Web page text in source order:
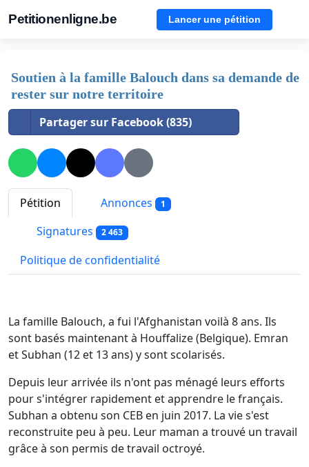
Petitionenligne.be Lancer une pétition
Soutien à la famille Balouch dans sa demande de
rester sur notre territoire
Partager sur Facebook (835)
Pétition Annonces 1
Signatures 2 463
Politique de confidentialité
La famille Balouch, a fui l'Afghanistan voilà 8 ans. Ils
sont basés maintenant à Houffalize (Belgique). Emran
et Subhan (12 et 13 ans) y sont scolarisés.
Depuis leur arrivée ils n'ont pas ménagé leurs efforts
pour s'intégrer rapidement et apprendre le français.
Subhan a obtenu son CEB en juin 2017. La vie s'est
reconstruite peu à peu. Leur maman a trouvé un travail
grâce à son permis de travail octroyé.